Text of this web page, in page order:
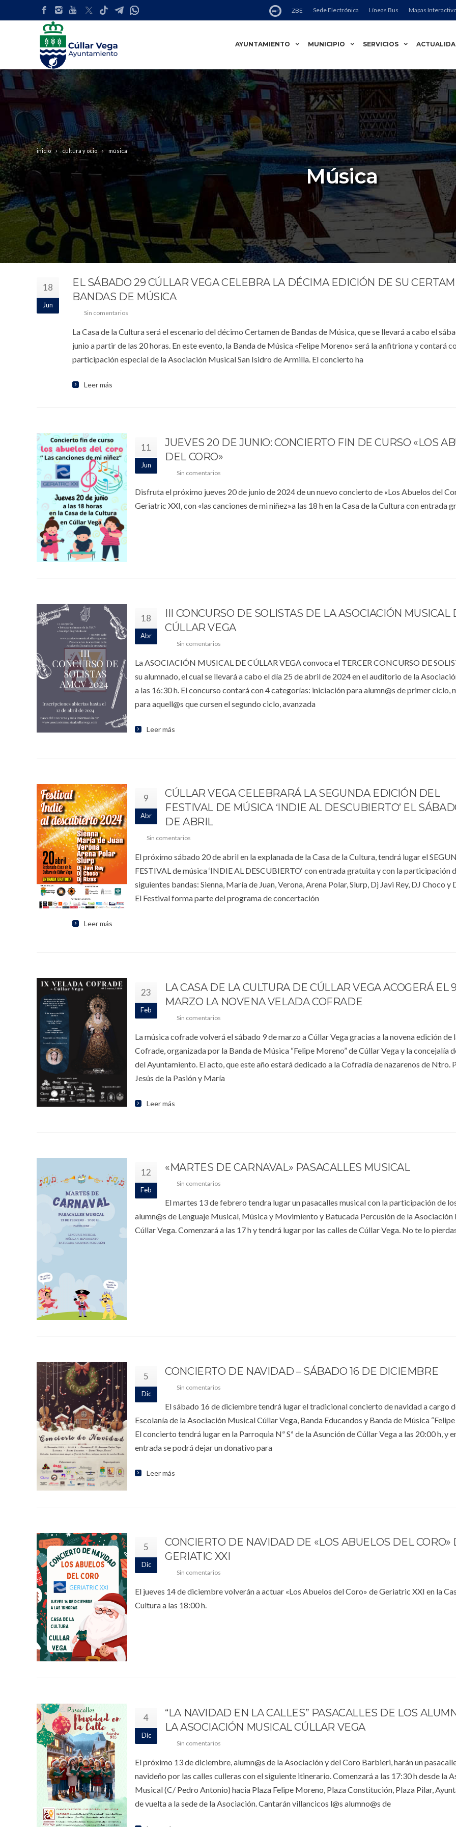
ZBE Sede Electrónica Líneas Bus Mapas
AYUNTAMIENTO MUNICIPIO SERVICIOS
inicio cultura y ocio música
Música
18
Jun
EL SÁBADO 29 CÚLLAR VEGA CELEBRA LA DÉCIMA EDICIÓN DE SU
BANDAS DE MÚSICA
Sin comentarios
La Casa de la Cultura será el escenario del décimo Certamen de Bandas de Música, que se llevará a cabo el
junio a partir de las 20 horas. En este evento, la Banda de Música «Felipe Moreno» será la anfitriona y contará
participación especial de la Asociación Musical San Isidro de Armilla. El concierto ha
Leer más
11
Jun
JUEVES 20 DE JUNIO: CONCIERTO FIN DE CURSO «LOS
DEL CORO»
Sin comentarios
Disfruta el próximo jueves 20 de junio de 2024 de un nuevo concierto de «Los Abuelos del
Geriatric XXI, con «las canciones de mi niñez»a las 18 h en la Casa de la Cultura con entrada
18
Abr
III CONCURSO DE SOLISTAS DE LA ASOCIACIÓN MUSICAL
CÚLLAR VEGA
Sin comentarios
La ASOCIACIÓN MUSICAL DE CÚLLAR VEGA convoca el TERCER CONCURSO DE
su alumnado, el cual se llevará a cabo el día 25 de abril de 2024 en el auditorio de la
a las 16:30 h. El concurso contará con 4 categorías: iniciación para alumn@s de primer ciclo,
para aquell@s que cursen el segundo ciclo, avanzada
Leer más
9
Abr
CÚLLAR VEGA CELEBRARÁ LA SEGUNDA EDICIÓN DEL
FESTIVAL DE MÚSICA ‘INDIE AL DESCUBIERTO’ EL
DE ABRIL
Sin comentarios
El próximo sábado 20 de abril en la explanada de la Casa de la Cultura, tendrá lugar el
FESTIVAL de música ‘INDIE AL DESCUBIERTO‘ con entrada gratuita y con la participación
siguientes bandas: Sienna, María de Juan, Verona, Arena Polar, Slurp, Dj Javi Rey, DJ Choco y
El Festival forma parte del programa de concertación
Leer más
23
Feb
LA CASA DE LA CULTURA DE CÚLLAR VEGA ACOGERÁ EL
MARZO LA NOVENA VELADA COFRADE
Sin comentarios
La música cofrade volverá el sábado 9 de marzo a Cúllar Vega gracias a la novena edición de
Cofrade, organizada por la Banda de Música “Felipe Moreno” de Cúllar Vega y la concejalía
del Ayuntamiento. El acto, que este año estará dedicado a la Cofradía de nazarenos de Ntro.
Jesús de la Pasión y María
Leer más
12
Feb
«MARTES DE CARNAVAL» PASACALLES MUSICAL
Sin comentarios
El martes 13 de febrero tendra lugar un pasacalles musical con la participación de
alumn@s de Lenguaje Musical, Música y Movimiento y Batucada Percusión de la
Cúllar Vega. Comenzará a las 17 h y tendrá lugar por las calles de Cúllar Vega. No te lo
5
Dic
CONCIERTO DE NAVIDAD – SÁBADO 16 DE DICIEMBRE
Sin comentarios
El sábado 16 de diciembre tendrá lugar el tradicional concierto de navidad a cargo
Escolanía de la Asociación Musical Cúllar Vega, Banda Educandos y Banda de Música “Felipe
El concierto tendrá lugar en la Parroquia Nª Sª de la Asunción de Cúllar Vega a las 20:00 h, y
entrada se podrá dejar un donativo para
Leer más
5
Dic
CONCIERTO DE NAVIDAD DE «LOS ABUELOS DEL CORO»
GERIATIC XXI
Sin comentarios
El jueves 14 de diciembre volverán a actuar «Los Abuelos del Coro» de Geriatric XXI en la
Cultura a las 18:00 h.
4
Dic
“LA NAVIDAD EN LA CALLES” PASACALLES DE LOS
LA ASOCIACIÓN MUSICAL CÚLLAR VEGA
Sin comentarios
El próximo 13 de diciembre, alumn@s de la Asociación y del Coro Barbieri, harán un
navideño por las calles culleras con el siguiente itinerario. Comenzará a las 17:30 h desde la
Musical (C/ Pedro Antonio) hacia Plaza Felipe Moreno, Plaza Constitución, Plaza Pilar,
de vuelta a la sede de la Asociación. Cantarán villancicos l@s alumno@s de